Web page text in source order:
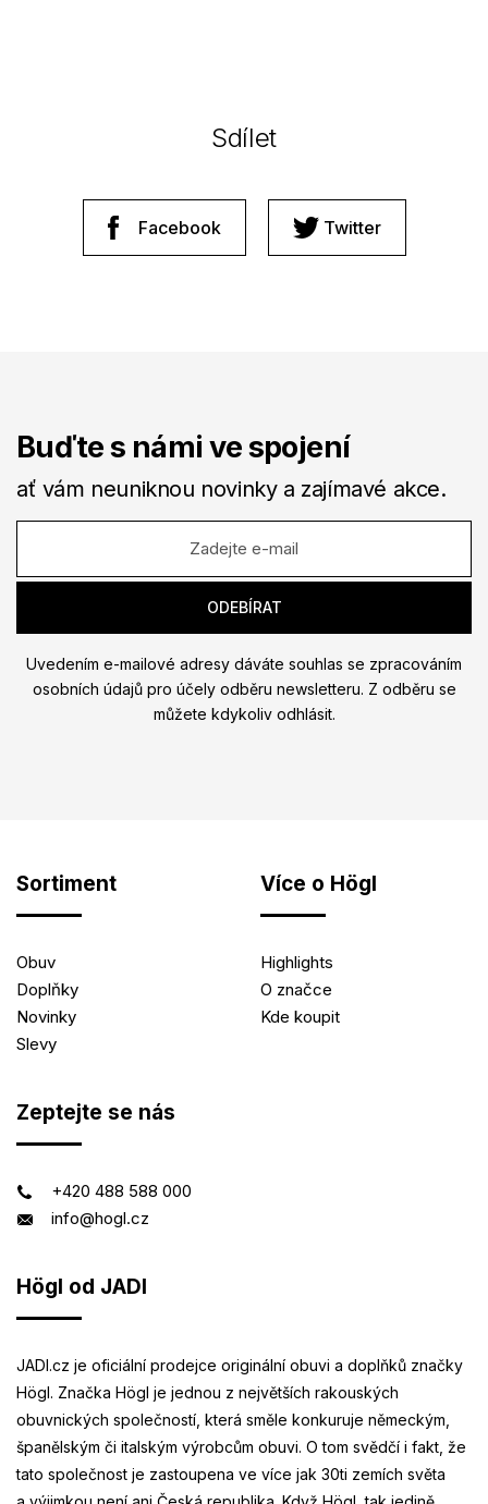
Sdílet
Facebook Twitter
Buďte s námi ve spojení
ať vám neuniknou novinky a zajímavé akce.
Uvedením e-mailové adresy dáváte souhlas se zpracováním
osobních údajů pro účely odběru newsletteru. Z odběru se
můžete kdykoliv odhlásit.
Sortiment
Obuv
Doplňky
Novinky
Slevy
Více o Högl
Highlights
O značce
Kde koupit
Zeptejte se nás
+420 488 588 000
info@hogl.cz
Högl od JADI
JADI.cz je oficiální prodejce originální obuvi a doplňků značky
Högl. Značka Högl je jednou z největších rakouských
obuvnických společností, která směle konkuruje německým,
španělským či italským výrobcům obuvi. O tom svědčí i fakt, že
tato společnost je zastoupena ve více jak 30ti zemích světa